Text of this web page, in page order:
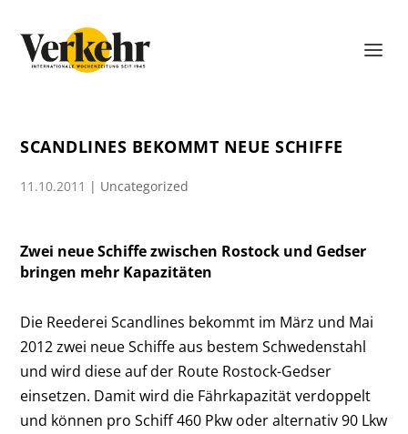
SCANDLINES BEKOMMT NEUE SCHIFFE
11.10.2011 | Uncategorized
Zwei neue Schiffe zwischen Rostock und Gedser
bringen mehr Kapazitäten
Die Reederei Scandlines bekommt im März und Mai
2012 zwei neue Schiffe aus bestem Schwedenstahl
und wird diese auf der Route Rostock-Gedser
einsetzen. Damit wird die Fährkapazität verdoppelt
und können pro Schiff 460 Pkw oder alternativ 90 Lkw